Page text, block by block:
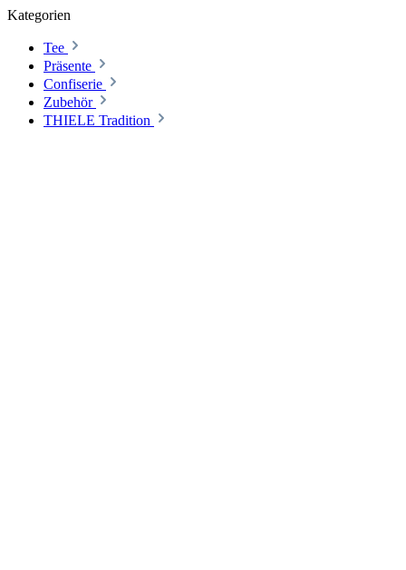
Kategorien
Tee
Präsente
Confiserie
Zubehör
THIELE Tradition